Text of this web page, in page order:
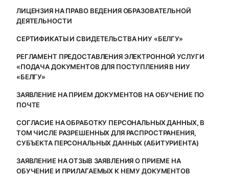
ЛИЦЕНЗИЯ НА ПРАВО ВЕДЕНИЯ ОБРАЗОВАТЕЛЬНОЙ
ДЕЯТЕЛЬНОСТИ
СЕРТИФИКАТЫ И СВИДЕТЕЛЬСТВА НИУ «БЕЛГУ»
РЕГЛАМЕНТ ПРЕДОСТАВЛЕНИЯ ЭЛЕКТРОННОЙ УСЛУГИ
«ПОДАЧА ДОКУМЕНТОВ ДЛЯ ПОСТУПЛЕНИЯ В НИУ
«БЕЛГУ»
ЗАЯВЛЕНИЕ НА ПРИЕМ ДОКУМЕНТОВ НА ОБУЧЕНИЕ ПО
ПОЧТЕ
СОГЛАСИЕ НА ОБРАБОТКУ ПЕРСОНАЛЬНЫХ ДАННЫХ, В
ТОМ ЧИСЛЕ РАЗРЕШЕННЫХ ДЛЯ РАСПРОСТРАНЕНИЯ,
СУБЪЕКТА ПЕРСОНАЛЬНЫХ ДАННЫХ (АБИТУРИЕНТА)
ЗАЯВЛЕНИЕ НА ОТЗЫВ ЗАЯВЛЕНИЯ О ПРИЕМЕ НА
ОБУЧЕНИЕ И ПРИЛАГАЕМЫХ К НЕМУ ДОКУМЕНТОВ